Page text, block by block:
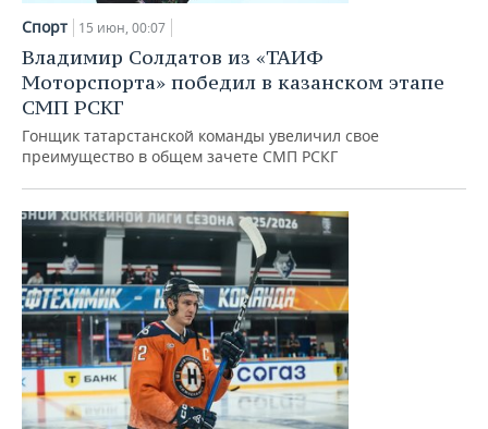
Спорт 15 июн, 00:07
Владимир Солдатов из «ТАИФ
Моторспорта» победил в казанском этапе
СМП РСКГ
Гонщик татарстанской команды увеличил свое
преимущество в общем зачете СМП РСКГ